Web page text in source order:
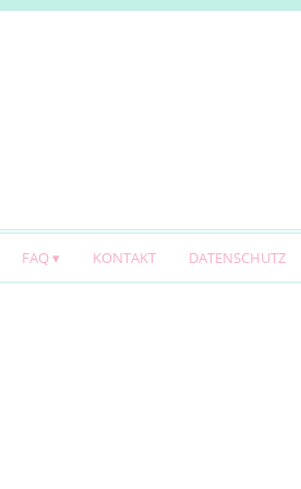
FAQ KONTAKT DATENSCHUTZ